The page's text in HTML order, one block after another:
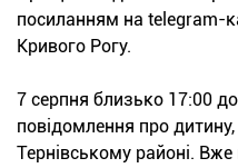
посиланням на telegram-
Кривого Рогу.
7 серпня близько 17:00 до
повідомлення про
Тернівському районі.